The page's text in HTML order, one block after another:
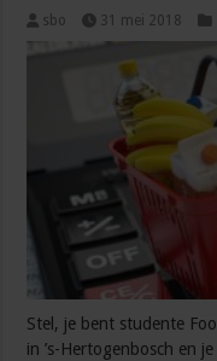
sbo 31 mei 2018
Stel, je bent studente
in ’s-Hertogenbosch en